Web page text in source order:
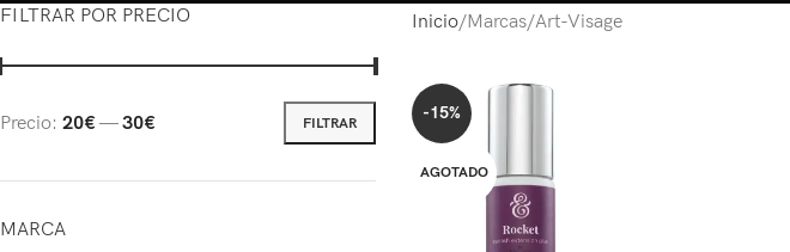
FILTRAR POR PRECIO
FILTRAR
Precio: 20€—30€
MARCA
Inicio Marcas Art-Visage
-15%
AGOTADO